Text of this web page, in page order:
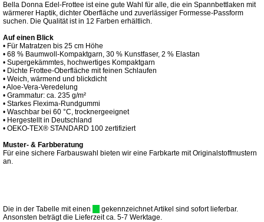
Bella Donna Edel-Frottee ist eine gute Wahl für alle, die ein Spannbettlaken mit
wärmerer Haptik, dichter Oberfläche und zuverlässiger Formesse-Passform
suchen. Die Qualität ist in 12 Farben erhältlich.
Auf einen Blick
• Für Matratzen bis 25 cm Höhe
• 68 % Baumwoll-Kompaktgarn, 30 % Kunstfaser, 2 % Elastan
• Supergekämmtes, hochwertiges Kompaktgarn
• Dichte Frottee-Oberfläche mit feinen Schlaufen
• Weich, wärmend und blickdicht
• Aloe-Vera-Veredelung
• Grammatur: ca. 235 g/m²
• Starkes Flexima-Rundgummi
• Waschbar bei 60 °C, trocknergeeignet
• Hergestellt in Deutschland
• OEKO-TEX® STANDARD 100 zertifiziert
Muster- & Farbberatung
Für eine sichere Farbauswahl bieten wir eine Farbkarte mit Originalstoffmustern
an.
Die in der Tabelle mit einen
gekennzeichnet Artikel sind sofort lieferbar.
Ansonsten beträgt die Lieferzeit ca. 5-7 Werktage.